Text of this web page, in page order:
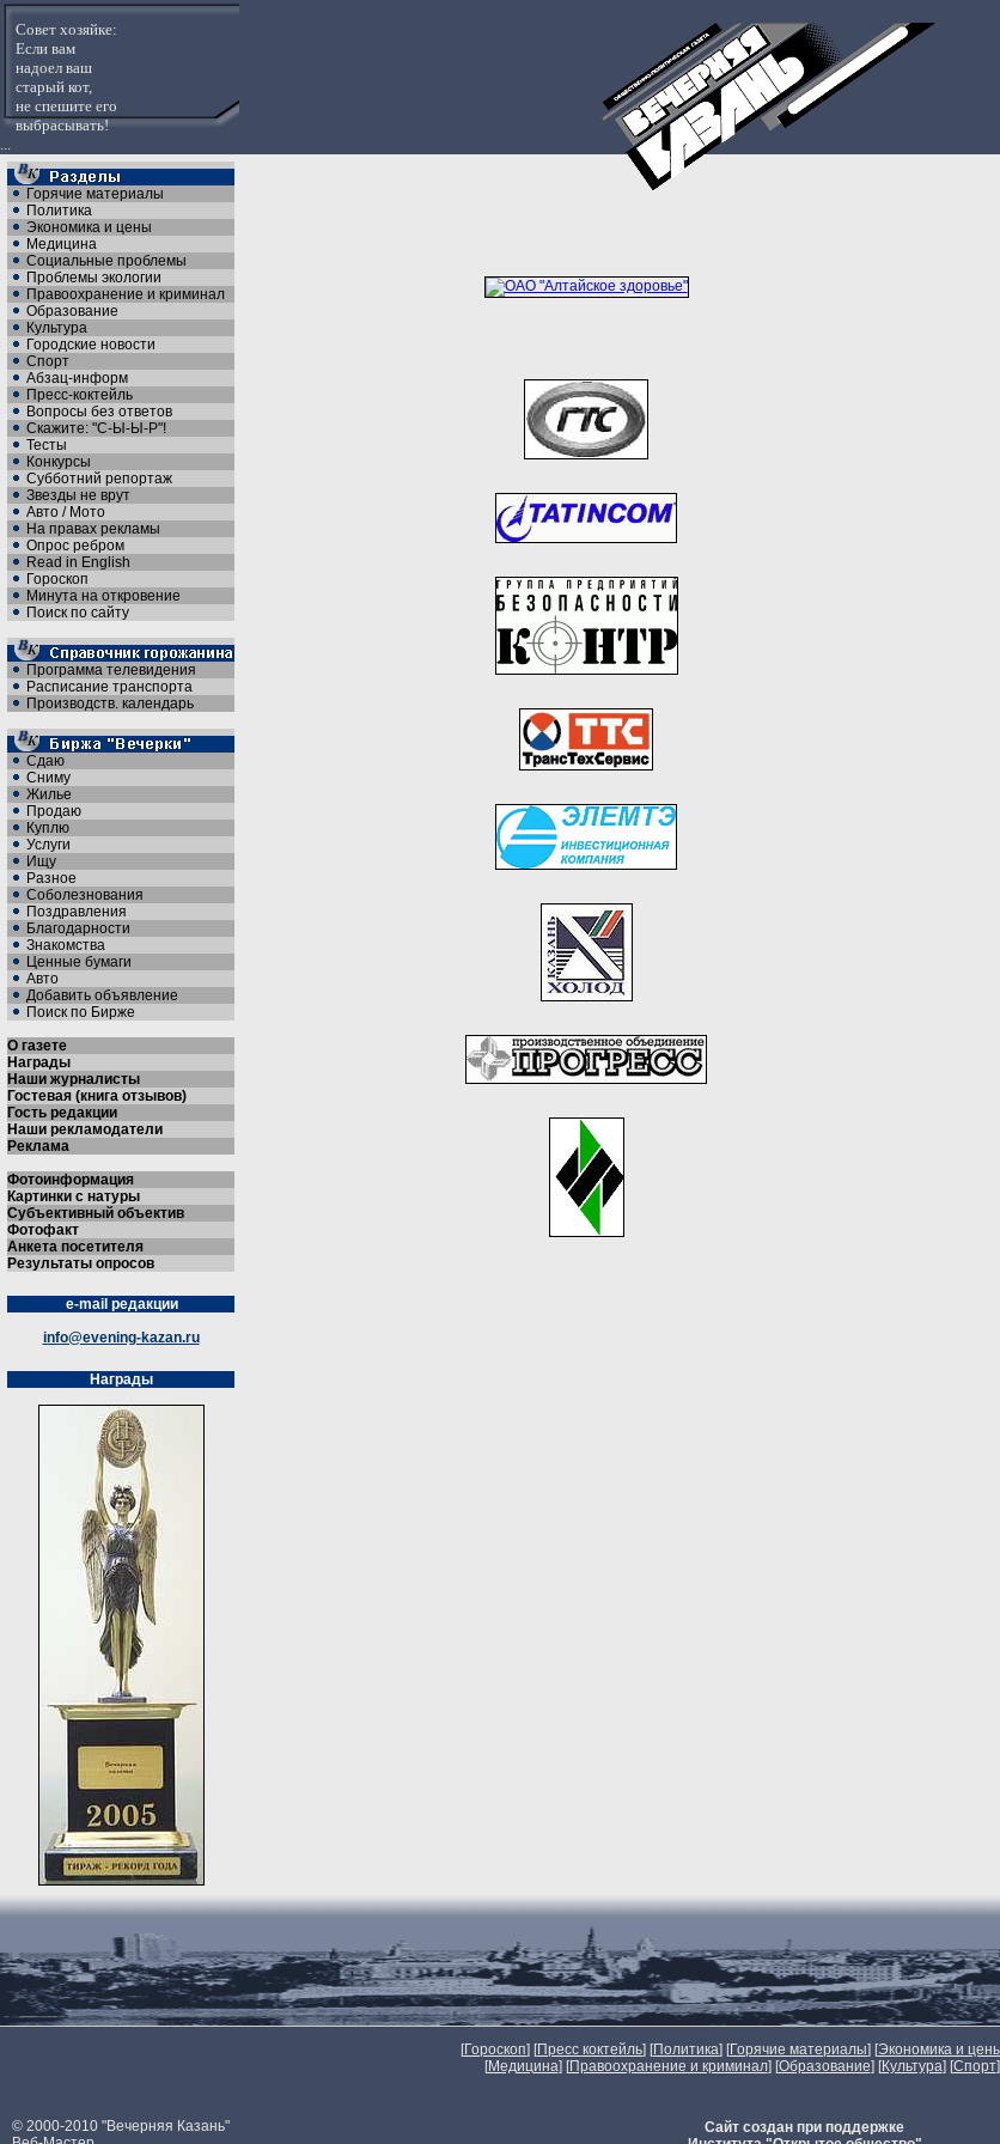
Совет хозяйке:
Если вам
надоел ваш
старый кот,
не спешите его
выбрасывать!
...
Горячие материалы
Политика
Экономика и цены
Медицина
Социальные проблемы
Проблемы экологии
Правоохранение и криминал
Образование
Культура
Городские новости
Спорт
Абзац-информ
Пресс-коктейль
Вопросы без ответов
Скажите: "С-Ы-Ы-Р"!
Тесты
Конкурсы
Субботний репортаж
Звезды не врут
Авто / Мото
На правах рекламы
Опрос ребром
Read in English
Гороскоп
Минута на откровение
Поиск по сайту
Программа телевидения
Расписание транспорта
Производств. календарь
Сдаю
Сниму
Жилье
Продаю
Куплю
Услуги
Ищу
Разное
Соболезнования
Поздравления
Благодарности
Знакомства
Ценные бумаги
Авто
Добавить объявление
Поиск по Бирже
О газете
Награды
Наши журналисты
Гостевая (книга отзывов)
Гость редакции
Наши рекламодатели
Реклама
Фотоинформация
Картинки с натуры
Субъективный объектив
Фотофакт
Анкета посетителя
Результаты опросов
e-mail редакции
info@evening-kazan.ru
Награды
[Гороскоп] [Пресс коктейль] [Политика] [Горячие материалы] [Экономика и
[Медицина] [Правоохранение и криминал] [Образование] [Культура] [Спорт]
© 2000-2010 "Вечерняя Казань"
Сайт создан при поддержке